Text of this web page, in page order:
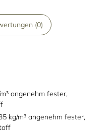
(0)
angenehm fester,
kg/m³ angenehm fester,